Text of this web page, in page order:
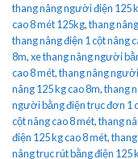
thang nâng người điện 125
cao 8 mét 125kg,thang
thang nâng điện 1 cột nâng
8m,xe thang nâng người
cao 8 mét,thang nâng
nâng 125 kg cao 8m,thang
người bằng điện trục đơn 1
cột nâng cao 8 mét,thang
điện 125 kg cao 8 mét,
nâng trục rút bằng điện 125